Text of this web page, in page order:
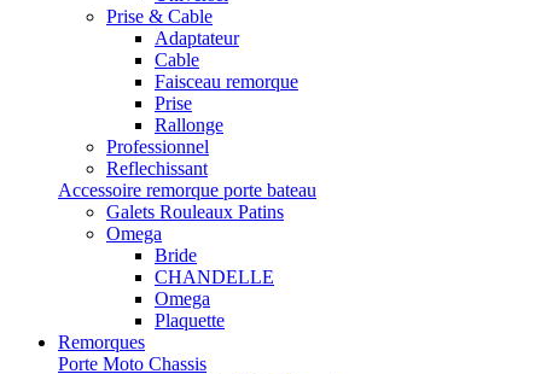
Prise & Cable
Adaptateur
Cable
Faisceau remorque
Prise
Rallonge
Professionnel
Reflechissant
Accessoire remorque porte bateau
Galets Rouleaux Patins
Omega
Bride
CHANDELLE
Omega
Plaquette
Remorques
Porte Moto Chassis